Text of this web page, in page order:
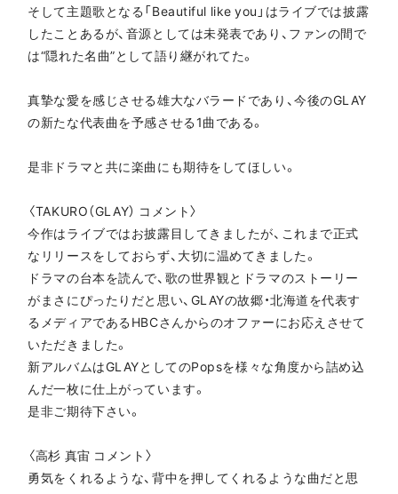
そして主題歌となる「Beautiful like you」はライブでは披露
したことあるが、音源としては未発表であり、ファンの間で
は“隠れた名曲”として語り継がれてた。
真摯な愛を感じさせる雄大なバラードであり、今後のGLAY
の新たな代表曲を予感させる1曲である。
是非ドラマと共に楽曲にも期待をしてほしい。
〈TAKURO（GLAY） コメント〉
今作はライブではお披露目してきましたが、これまで正式
なリリースをしておらず、大切に温めてきました。
ドラマの台本を読んで、歌の世界観とドラマのストーリー
がまさにぴったりだと思い、GLAYの故郷・北海道を代表す
るメディアであるHBCさんからのオファーにお応えさせて
いただきました。
新アルバムはGLAYとしてのPopsを様々な角度から詰め込
んだ一枚に仕上がっています。
是非ご期待下さい。
〈高杉 真宙 コメント〉
勇気をくれるような、背中を押してくれるような曲だと思